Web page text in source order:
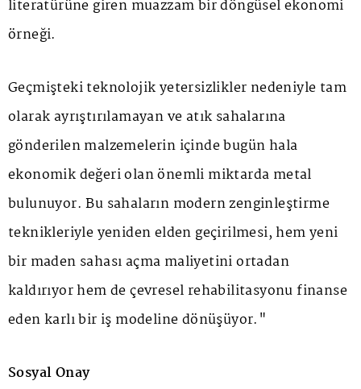
literatürüne giren muazzam bir döngüsel ekonomi
örneği.
Geçmişteki teknolojik yetersizlikler nedeniyle tam
olarak ayrıştırılamayan ve atık sahalarına
gönderilen malzemelerin içinde bugün hala
ekonomik değeri olan önemli miktarda metal
bulunuyor. Bu sahaların modern zenginleştirme
teknikleriyle yeniden elden geçirilmesi, hem yeni
bir maden sahası açma maliyetini ortadan
kaldırıyor hem de çevresel rehabilitasyonu finanse
eden karlı bir iş modeline dönüşüyor."
Sosyal Onay